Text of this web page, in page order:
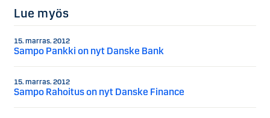
Lue myös
15. marras. 2012
Sampo Pankki on nyt Danske Bank
15. marras. 2012
Sampo Rahoitus on nyt Danske Finance